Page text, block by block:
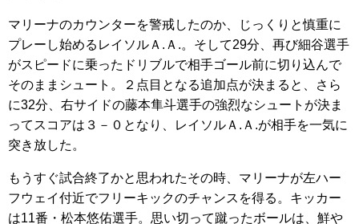
マリーナのカウンターを警戒したのか、じっくりと慎重に
プレーし始めるレイソルＡ.Ａ.。そして29分、再び細谷選手
がスピードに乗ったドリブルで相手ゴール前に切り込んで
そのままシュート。２点目となる追加点が決まると、さら
に32分、右サイドの藤本隼斗選手の強烈なシュートが決ま
ってスコアは３－０となり、レイソルＡ.Ａ.が相手を一気に
突き放した。
もうすぐ試合終了かと思われたその時、マリーナが左ハー
フウェイ付近でフリーキックのチャンスを得る。キッカー
は11番・松本悠佑選手。思い切って蹴ったボールは、鮮や